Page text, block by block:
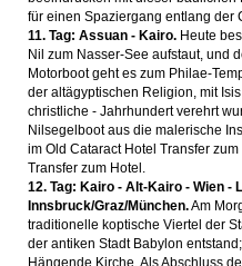
für einen Spaziergang entlang der
11. Tag: Assuan - Kairo. Heute
Nil zum Nasser-See aufstaut, und
Motorboot geht es zum Philae-
der altägyptischen Religion, mit
christliche - Jahrhundert verehrt
Nilsegelboot aus die malerische
im Old Cataract Hotel Transfer
Transfer zum Hotel.
12. Tag: Kairo - Alt-Kairo - Wien -
Innsbruck/Graz/München.Am
traditionelle koptische Viertel der
der antiken Stadt Babylon
Hängende Kirche. Als Abschluss